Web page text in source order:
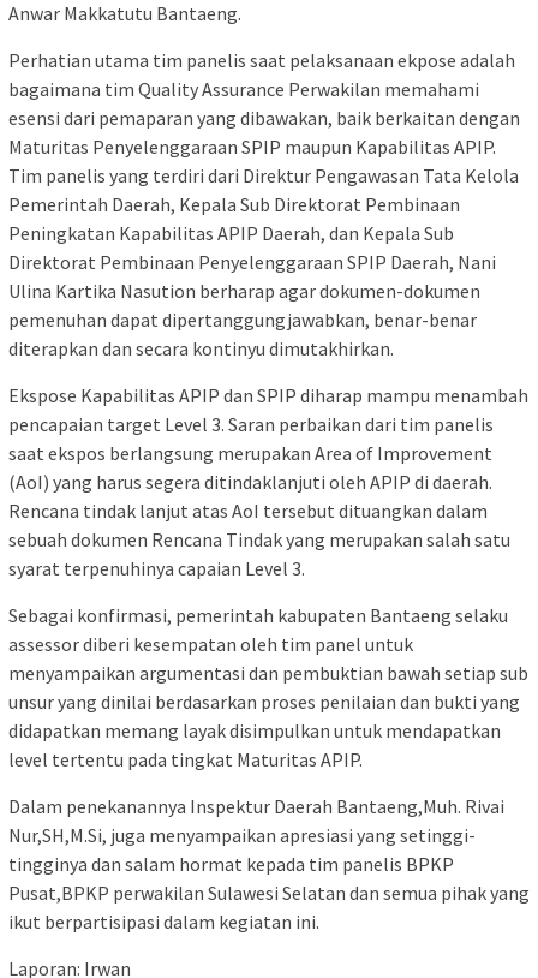
Anwar Makkatutu Bantaeng.
Perhatian utama tim panelis saat pelaksanaan ekpose adalah
bagaimana tim Quality Assurance Perwakilan memahami
esensi dari pemaparan yang dibawakan, baik berkaitan dengan
Maturitas Penyelenggaraan SPIP maupun Kapabilitas APIP.
Tim panelis yang terdiri dari Direktur Pengawasan Tata Kelola
Pemerintah Daerah, Kepala Sub Direktorat Pembinaan
Peningkatan Kapabilitas APIP Daerah, dan Kepala Sub
Direktorat Pembinaan Penyelenggaraan SPIP Daerah, Nani
Ulina Kartika Nasution berharap agar dokumen-dokumen
pemenuhan dapat dipertanggungjawabkan, benar-benar
diterapkan dan secara kontinyu dimutakhirkan.
Ekspose Kapabilitas APIP dan SPIP diharap mampu menambah
pencapaian target Level 3. Saran perbaikan dari tim panelis
saat ekspos berlangsung merupakan Area of Improvement
(AoI) yang harus segera ditindaklanjuti oleh APIP di daerah.
Rencana tindak lanjut atas AoI tersebut dituangkan dalam
sebuah dokumen Rencana Tindak yang merupakan salah satu
syarat terpenuhinya capaian Level 3.
Sebagai konfirmasi, pemerintah kabupaten Bantaeng selaku
assessor diberi kesempatan oleh tim panel untuk
menyampaikan argumentasi dan pembuktian bawah setiap sub
unsur yang dinilai berdasarkan proses penilaian dan bukti yang
didapatkan memang layak disimpulkan untuk mendapatkan
level tertentu pada tingkat Maturitas APIP.
Dalam penekanannya Inspektur Daerah Bantaeng,Muh. Rivai
Nur,SH,M.Si, juga menyampaikan apresiasi yang setinggi-
tingginya dan salam hormat kepada tim panelis BPKP
Pusat,BPKP perwakilan Sulawesi Selatan dan semua pihak yang
ikut berpartisipasi dalam kegiatan ini.
Laporan: Irwan